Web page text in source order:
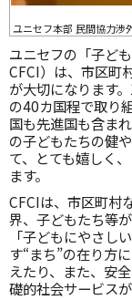
ユニセフ本部 民間協力
ユニセフの「子ど
CFCI）は、市区町
が大切になります
の40カ国程で取り
国も先進国も含ま
の子どもたちの健
て、とても嬉しく
ます。
CFCIは、市区町村
界、子どもたち等
「子どもにやさし
す“まち”の在り方
えたり、また、安
礎的社会サービス